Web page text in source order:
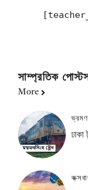
সাম্প্রতিক
More
ভ্রমণ
ঢাকা